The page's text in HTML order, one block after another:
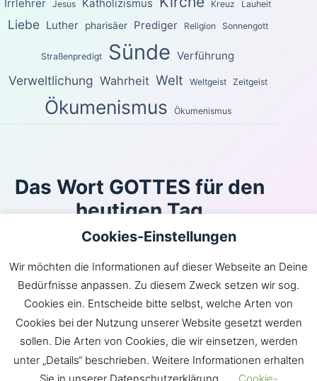
Irrlehrer Jesus Katholizismus Kreuz Lauheit
Liebe Luther pharisäer Prediger Religion Sonnengott
Straßenpredigt Sünde Verführung
Verweltlichung Wahrheit Welt Weltgeist Zeitgeist
Ökumenismus Ökumenismus
Das Wort GOTTES für den
heutigen Tag
Oder kann sich jemand in Schlupfwinkeln verbergen,
und ich, ich sähe ihn nicht?, spricht der HERR. Bin ich
es nicht, der den Himmel und die Erde erfüllt?, spricht
Inhaltsverzeichnis|Newsroom |KLARtext|
Bibelübersetzungen|Impressum
Cookies-Einstellungen
Wir möchten die Informationen auf dieser Webseite an Deine
Bedürfnisse anpassen. Zu diesem Zweck setzen wir sog.
Cookies ein. Entscheide bitte selbst, welche Arten von
Cookies bei der Nutzung unserer Website gesetzt werden
sollen. Die Arten von Cookies, die wir einsetzen, werden
unter „Details“ beschrieben. Weitere Informationen erhalten